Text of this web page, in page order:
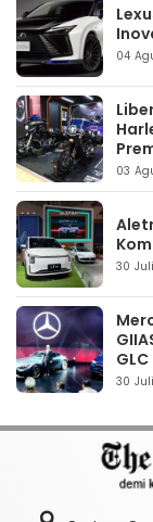
04
03
30
30